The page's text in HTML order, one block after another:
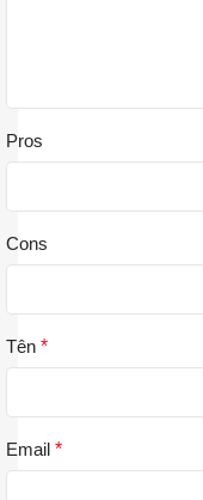
Pros
Cons
Tên *
Email *